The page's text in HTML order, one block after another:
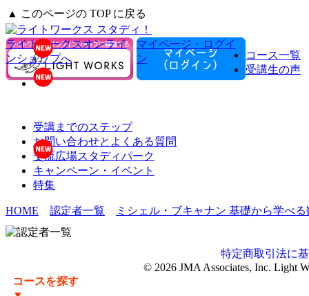
▲ このページの TOP に戻る
ライトワークスオンライ
ンショップへ
マイページ・ログイ
ン
コース一覧
受講生の声
受講までのステップ
お問い合わせとよくある質問
交流広場スタディパーク
キャンペーン・イベント
特集
HOME 認定者一覧 ミシェル・ブキャナン 基礎から学べ
コースを探す
特定商取引法に
© 2026 JMA Associates, Inc. Light